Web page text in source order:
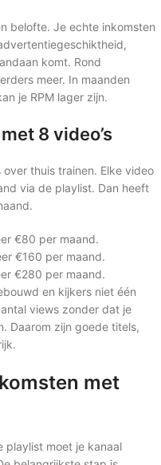
belofte. Je echte inkomsten
komt. Rond
meer. In maanden
je RPM lager zijn.
8 video’s
thuis trainen. Elke video
via de playlist. Dan heeft
€80 per maand.
€160 per maand.
€280 per maand.
en kijkers niet één
views zonder dat je
Daarom zijn goede titels,
met
playlist moet je kanaal